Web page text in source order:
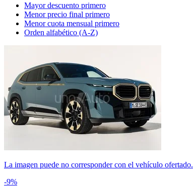
Mayor descuento primero
Menor precio final primero
Menor cuota mensual primero
Orden alfabético (A-Z)
La imagen puede no corresponder con el vehículo ofertado.
-9%